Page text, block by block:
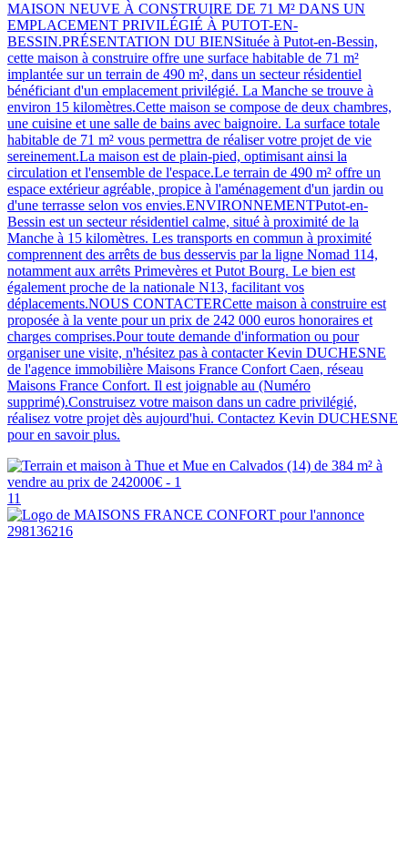
MAISON NEUVE À CONSTRUIRE DE 71 M² DANS UN
EMPLACEMENT PRIVILÉGIÉ À PUTOT-EN-
BESSIN.PRÉSENTATION DU BIENSituée à Putot-en-Bessin,
cette maison à construire offre une surface habitable de 71 m²
implantée sur un terrain de 490 m², dans un secteur résidentiel
bénéficiant d'un emplacement privilégié. La Manche se trouve à
environ 15 kilomètres.Cette maison se compose de deux chambres,
une cuisine et une salle de bains avec baignoire. La surface totale
habitable de 71 m² vous permettra de réaliser votre projet de vie
sereinement.La maison est de plain-pied, optimisant ainsi la
circulation et l'ensemble de l'espace.Le terrain de 490 m² offre un
espace extérieur agréable, propice à l'aménagement d'un jardin ou
d'une terrasse selon vos envies.ENVIRONNEMENTPutot-en-
Bessin est un secteur résidentiel calme, situé à proximité de la
Manche à 15 kilomètres. Les transports en commun à proximité
comprennent des arrêts de bus desservis par la ligne Nomad 114,
notamment aux arrêts Primevères et Putot Bourg. Le bien est
également proche de la nationale N13, facilitant vos
déplacements.NOUS CONTACTERCette maison à construire est
proposée à la vente pour un prix de 242 000 euros honoraires et
charges comprises.Pour toute demande d'information ou pour
organiser une visite, n'hésitez pas à contacter Kevin DUCHESNE
de l'agence immobilière Maisons France Confort Caen, réseau
Maisons France Confort. Il est joignable au (Numéro
supprimé).Construisez votre maison dans un cadre privilégié,
réalisez votre projet dès aujourd'hui. Contactez Kevin DUCHESNE
pour en savoir plus.
11